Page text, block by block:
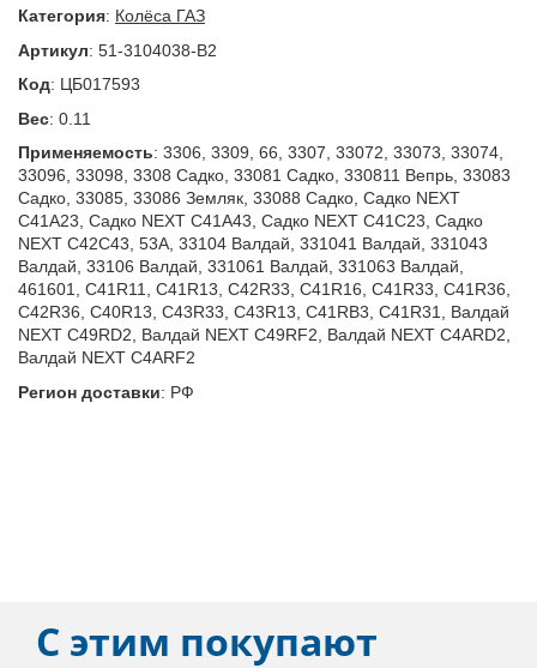
Категория: Колёса ГАЗ
Артикул: 51-3104038-В2
Код: ЦБ017593
Вес: 0.11
Применяемость: 3306, 3309, 66, 3307, 33072, 33073, 33074,
33096, 33098, 3308 Садко, 33081 Садко, 330811 Вепрь, 33083
Садко, 33085, 33086 Земляк, 33088 Садко, Садко NEXT
C41A23, Садко NEXT C41A43, Садко NEXT C41C23, Садко
NEXT C42C43, 53А, 33104 Валдай, 331041 Валдай, 331043
Валдай, 33106 Валдай, 331061 Валдай, 331063 Валдай,
461601, C41R11, C41R13, C42R33, C41R16, C41R33, C41R36,
C42R36, C40R13, C43R33, C43R13, C41RB3, C41R31, Валдай
NEXT C49RD2, Валдай NEXT C49RF2, Валдай NEXT C4ARD2,
Валдай NEXT C4ARF2
Регион доставки: РФ
С этим покупают